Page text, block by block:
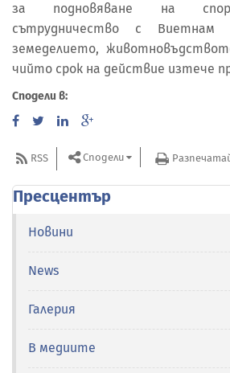
за подновяване на
сътрудничество с
земеделието,
чийто срок на действие изтече
Сподели в:
RSS Сподели
Пресцентър
Новини
News
Галерия
В медиите